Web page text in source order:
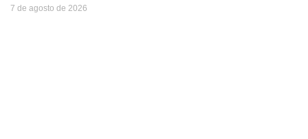
7 de agosto de 2026